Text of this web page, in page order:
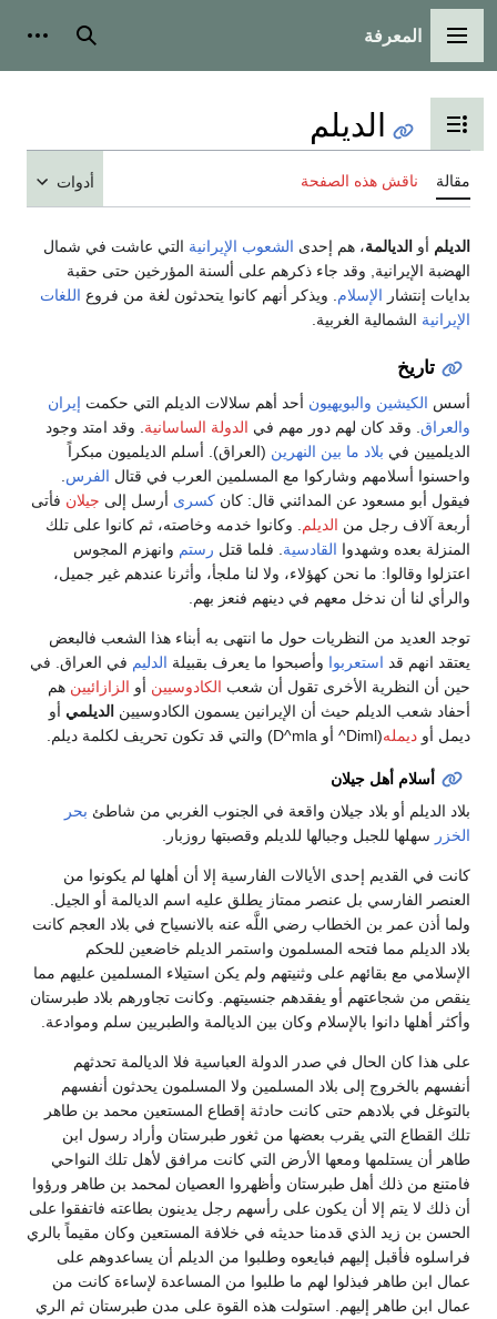
القائمة الرئيسية
المعرفة بحث
تبديل عرض جدول المحتويات
الديلم
مقالة ناقش هذه الصفحة أدوات
الديلم أو الديالمة، هم إحدى الشعوب الإيرانية التي عاشت في شمال
الهضبة الإيرانية, وقد جاء ذكرهم على ألسنة المؤرخين حتى حقبة
بدايات إنتشار الإسلام . ويذكر أنهم كانوا يتحدثون لغة من فروع اللغات
الإيرانية الشمالية الغربية.
تاريخ
أسس الكيشين والبويهيون أحد أهم سلالات الديلم التي حكمت إيران
والعراق . وقد كان لهم دور مهم في الدولة الساسانية . وقد امتد وجود
الديلميين في بلاد ما بين النهرين (العراق). أسلم الديلميون مبكراً
واحسنوا أسلامهم وشاركوا مع المسلمين العرب في قتال الفرس
فيقول أبو مسعود عن المدائني قال: كان كسرى أرسل إلى جيلان فأتى
أربعة آلاف رجل من الديلم
. وكانوا خدمه وخاصته، ثم كانوا على تلك
المنزلة بعده وشهدوا القادسية . فلما قتل رستم وانهزم المجوس
اعتزلوا وقالوا: ما نحن كهؤلاء، ولا لنا ملجأ، وأثرنا عندهم غير جميل،
والرأي لنا أن ندخل معهم في دينهم فنعز بهم.
توجد العديد من النظريات حول ما انتهى به أبناء هذا الشعب فالبعض
يعتقد انهم قد استعربوا وأصبحوا ما يعرف بقبيلة الدليم في العراق. في
حين أن النظرية الأخرى تقول أن شعب الكادوسيين أو الزازائيين هم
أحفاد شعب الديلم حيث أن الإيرانين يسمون الكادوسيين الديلمي أو
ديمل أو ديمله(Diml^ أو D^mla) والتي قد تكون تحريف لكلمة ديلم.
أسلام أهل جيلان
بلاد الديلم أو بلاد جيلان واقعة في الجنوب الغربي من شاطئ بحر
الخزر سهلها للجبل وجبالها للديلم وقصبتها روزبار.
كانت في القديم إحدى الأيالات الفارسية إلا أن أهلها لم يكونوا من
العنصر الفارسي بل عنصر ممتاز يطلق عليه اسم الديالمة أو الجيل.
ولما أذن عمر بن الخطاب رضي اللَّه عنه بالانسياح في بلاد العجم كانت
بلاد الديلم مما فتحه المسلمون واستمر الديلم خاضعين للحكم
الإسلامي مع بقائهم على وثنيتهم ولم يكن استيلاء المسلمين عليهم مما
ينقص من شجاعتهم أو يفقدهم جنسيتهم. وكانت تجاورهم بلاد طبرستان
وأكثر أهلها دانوا بالإسلام وكان بين الديالمة والطبريين سلم وموادعة.
على هذا كان الحال في صدر الدولة العباسية فلا الديالمة تحدثهم
أنفسهم بالخروج إلى بلاد المسلمين ولا المسلمون يحدثون أنفسهم
بالتوغل في بلادهم حتى كانت حادثة إقطاع المستعين محمد بن طاهر
تلك القطاع التي يقرب بعضها من ثغور طبرستان وأراد رسول ابن
طاهر أن يستلمها ومعها الأرض التي كانت مرافق لأهل تلك النواحي
فامتنع من ذلك أهل طبرستان وأظهروا العصيان لمحمد بن طاهر ورؤوا
أن ذلك لا يتم إلا أن يكون على رأسهم رجل يدينون بطاعته فاتفقوا على
الحسن بن زيد الذي قدمنا حديثه في خلافة المستعين وكان مقيماً بالري
فراسلوه فأقبل إليهم فبايعوه وطلبوا من الديلم أن يساعدوهم على
عمال ابن طاهر فبذلوا لهم ما طلبوا من المساعدة لإساءة كانت من
عمال ابن طاهر إليهم. استولت هذه القوة على مدن طبرستان ثم الري